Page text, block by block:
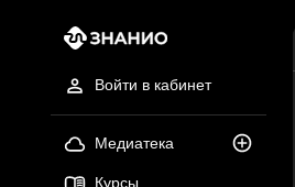
Войти в кабинет
Медиатека
Курсы